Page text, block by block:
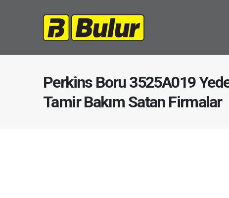
Perkins Boru 3525A019
Tamir Bakım Satan Firmalar